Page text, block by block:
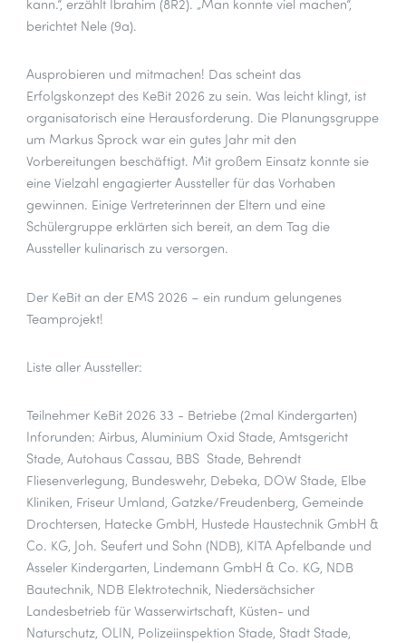
berichtet Nele (9a).
Ausprobieren und mitmachen! Das scheint das
Erfolgskonzept des KeBit 2026 zu sein. Was leicht klingt, ist
organisatorisch eine Herausforderung. Die Planungsgruppe
um Markus Sprock war ein gutes Jahr mit den
Vorbereitungen beschäftigt. Mit großem Einsatz konnte sie
eine Vielzahl engagierter Aussteller für das Vorhaben
gewinnen. Einige Vertreterinnen der Eltern und eine
Schülergruppe erklärten sich bereit, an dem Tag die
Aussteller kulinarisch zu versorgen.
Der KeBit an der EMS 2026 – ein rundum gelungenes
Teamprojekt!
Liste aller Aussteller:
Teilnehmer KeBit 2026 33 - Betriebe (2mal Kindergarten)
Inforunden: Airbus, Aluminium Oxid Stade, Amtsgericht
Stade, Autohaus Cassau, BBS Stade, Behrendt
Fliesenverlegung, Bundeswehr, Debeka, DOW Stade, Elbe
Kliniken, Friseur Umland, Gatzke/Freudenberg, Gemeinde
Drochtersen, Hatecke GmbH, Hustede Haustechnik GmbH &
Co. KG, Joh. Seufert und Sohn (NDB), KITA Apfelbande und
Asseler Kindergarten, Lindemann GmbH & Co. KG, NDB
Bautechnik, NDB Elektrotechnik, Niedersächsicher
Landesbetrieb für Wasserwirtschaft, Küsten- und
Naturschutz, OLIN, Polizeiinspektion Stade, Stadt Stade,